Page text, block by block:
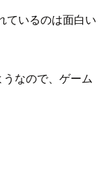
ているのは面白い
なので、ゲーム